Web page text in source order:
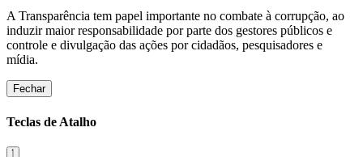
A Transparência tem papel importante no combate à corrupção, ao
induzir maior responsabilidade por parte dos gestores públicos e
controle e divulgação das ações por cidadãos, pesquisadores e
mídia.
Fechar
Teclas de Atalho